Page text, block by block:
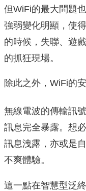
但WiFi的最大問題
強弱變化明顯，使
的時候，失聯、遊
的抓狂現場。
除此之外，WiFi的
無線電波的傳輸訊
訊息完全暴露。想
訊息洩露，亦或是
不爽體驗。
這一點在智慧型泛